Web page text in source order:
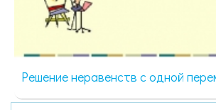
Решение неравенств с одной